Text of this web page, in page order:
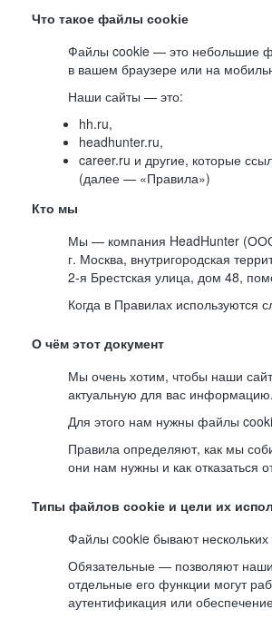
Что такое файлы cookie
Файлы cookie — это небольшие
в вашем браузере или на
Наши сайты — это:
hh.ru,
headhunter.ru,
career.ru и другие, которые
(далее — «Правила»)
Кто мы
Мы — компания HeadHunter
г. Москва, внутригородская
2-я Брестская улица, дом 48,
Когда в Правилах
О чём этот документ
Мы очень хотим, чтобы наши
актуальную для вас информацию.
Для этого нам нужны файлы
Правила определяют, как мы
они нам нужны и как отказаться
Типы файлов cookie и цели их
Файлы cookie бывают нескольких
Обязательные — позволяют
отдельные его функции могут
аутентификация или